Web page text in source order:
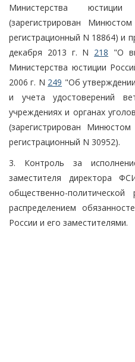
Министерства юстиции
(зарегистрирован
регистрационный N 18864) и
декабря 2013 г. N 218 "О
Министерства юстиции
2006 г. N 249 "Об
и учета удостоверений
учреждениях и органах
(зарегистрирован
регистрационный N 30952).
3. Контроль за
заместителя директора
общественно-
распределением
России и его заместителями.